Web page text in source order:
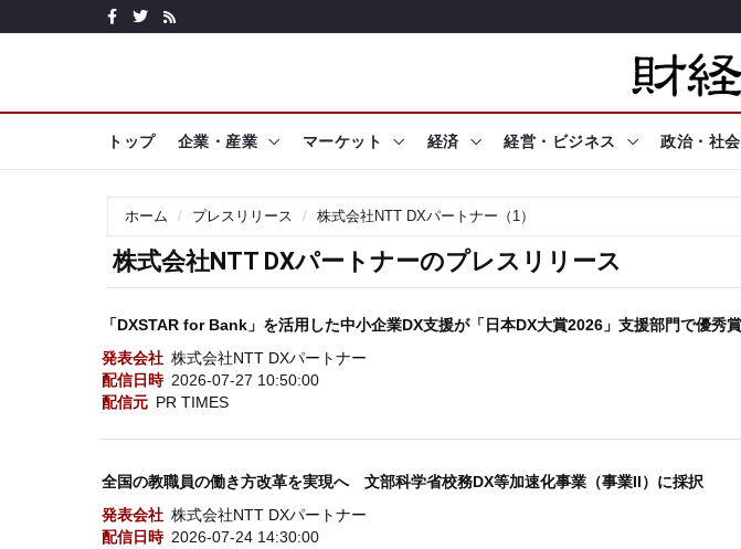
トップ 企業・産業 マーケット 経済 経営・ビジネス 政治・社会
ホーム プレスリリース 株式会社NTT DXパートナー（1）
株式会社NTT DXパートナーのプレスリリース
「DXSTAR for Bank」を活用した中小企業DX支援が「日本DX大賞2026」支援部門で優秀
発表会社 株式会社NTT DXパートナー
配信日時 2026-07-27 10:50:00
配信元 PR TIMES
全国の教職員の働き方改革を実現へ 文部科学省校務DX等加速化事業（事業II）に採択
発表会社 株式会社NTT DXパートナー
配信日時 2026-07-24 14:30:00